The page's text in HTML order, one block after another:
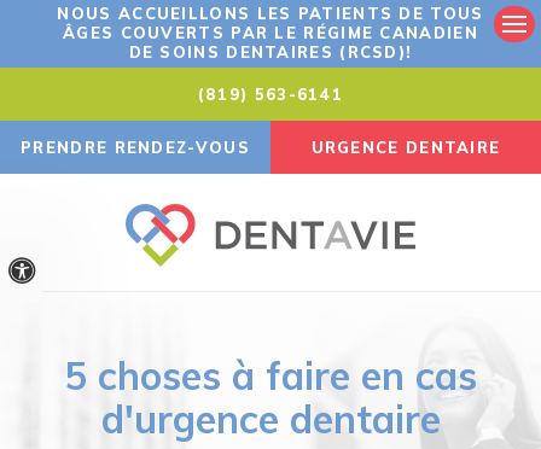
Version accessible
NOUS ACCUEILLONS LES PATIENTS DE TOUS
ÂGES COUVERTS PAR LE RÉGIME CANADIEN
DE SOINS DENTAIRES (RCSD)!
(819) 563-6141
PRENDRE RENDEZ-VOUS URGENCE DENTAIRE
5 choses à faire en cas
d'urgence dentaire